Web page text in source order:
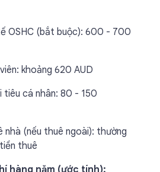
OSHC (bắt buộc): 600 - 700
khoảng 620 AUD
tiêu cá nhân: 80 - 150
(nếu thuê ngoài): thường
thuê
hàng năm (ước tính):